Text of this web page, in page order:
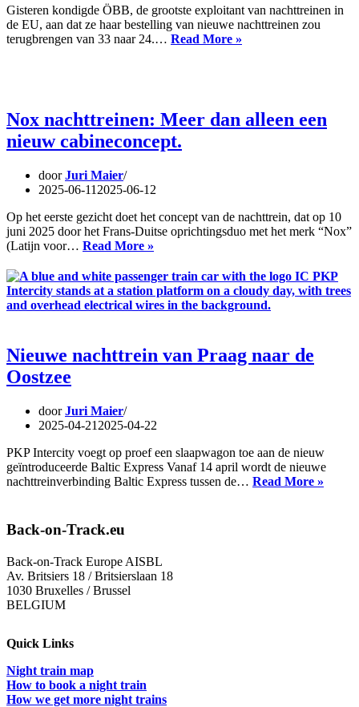
Gisteren kondigde ÖBB, de grootste exploitant van nachttreinen in
de EU, aan dat ze haar bestelling van nieuwe nachttreinen zou
terugbrengen van 33 naar 24.… Read More »
orders
bij
Nox nachttreinen: Meer dan alleen een
nieuw cabineconcept.
doorJuri Maier
2025-06-11 2025-06-12
Op het eerste gezicht doet het concept van de nachttrein, dat op 10
juni 2025 door het Frans-Duitse oprichtingsduo met het merk “Nox”
(Latijn voor… Read More »
Meer
dan
alleen
cabineconcept.
Nieuwe nachttrein van Praag naar de
Oostzee
doorJuri Maier
2025-04-21 2025-04-22
PKP Intercity voegt op proef een slaapwagon toe aan de nieuw
geïntroduceerde Baltic Express Vanaf 14 april wordt de nieuwe
nachttreinverbinding Baltic Express tussen de… Read More »
Back-on-Track.eu
Back-on-Track Europe AISBL
Av. Britsiers 18 / Britsierslaan 18
1030 Bruxelles / Brussel
BELGIUM
Quick Links
Night train map
How to book a night train
How we get more night trains